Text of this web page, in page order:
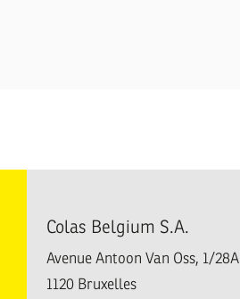
Colas Belgium S.A.
Avenue Antoon Van Oss, 1/28A
1120 Bruxelles